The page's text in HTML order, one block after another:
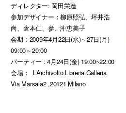
ディレクター: 岡田栄造
参加デザイナー：柳原照弘、坪井浩
尚、倉本仁、参、沖恵美子
会期：2009年4月22日(水)～27日(月)
09:00～20:00
パーティー : 4月24日(金) 19:00~22:00
会場： L’Archivolto Libreria Galleria
Via Marsala2 ,20121 Milano